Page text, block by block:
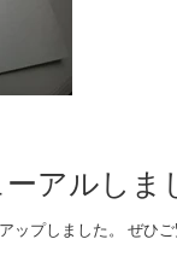
アルしま
ップしました。 ぜひ